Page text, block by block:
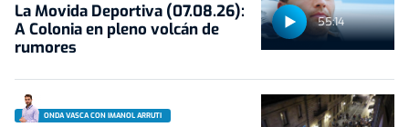
55:14
La Movida Deportiva (07.08.26):
A Colonia en pleno volcán de
rumores
ONDA VASCA CON IMANOL ARRUTI